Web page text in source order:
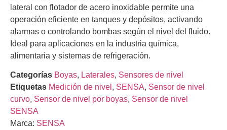
lateral con flotador de acero inoxidable permite una
operación eficiente en tanques y depósitos, activando
alarmas o controlando bombas según el nivel del fluido.
Ideal para aplicaciones en la industria química,
alimentaria y sistemas de refrigeración.
Categorías Boyas, Laterales, Sensores de nivel
Etiquetas Medición de nivel , SENSA, Sensor de nivel
curvo, Sensor de nivel por boyas, Sensor de nivel
SENSA
Marca: SENSA